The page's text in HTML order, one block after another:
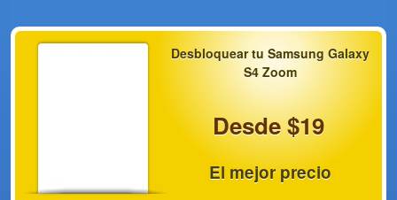
Desbloquear tu Samsung Galaxy
S4 Zoom
Desde $19
El mejor precio